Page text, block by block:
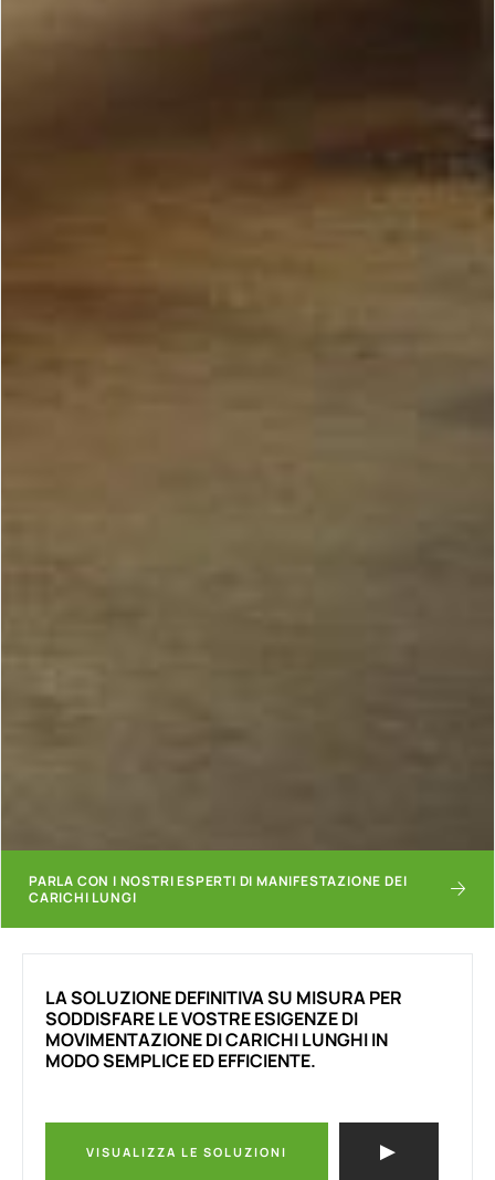
PARLA CON I NOSTRI ESPERTI DI MANIFESTAZIONE DEI
CARICHI LUNGI
LA SOLUZIONE DEFINITIVA SU MISURA PER
SODDISFARE LE VOSTRE ESIGENZE DI
MOVIMENTAZIONE DI CARICHI LUNGHI IN
MODO SEMPLICE ED EFFICIENTE.
VISUALIZZA LE SOLUZIONI